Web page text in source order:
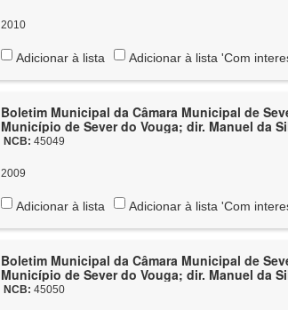
2010
Adicionar à lista Adicionar à lista 'Com
Boletim Municipal da Câmara Municipal de
Município de Sever do Vouga; dir. Manuel da
NCB:45049
2009
Adicionar à lista Adicionar à lista 'Com
Boletim Municipal da Câmara Municipal de
Município de Sever do Vouga; dir. Manuel da
NCB:45050